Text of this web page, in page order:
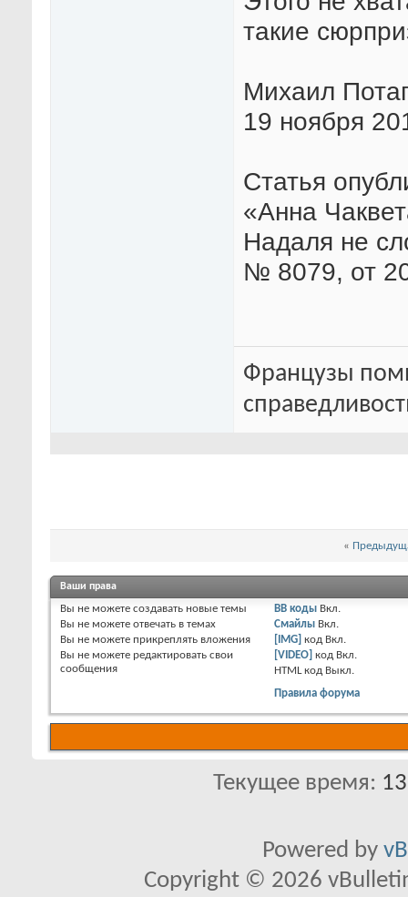
такие
Михаил
19 ноября
Статья
«Анна
Надаля не
№ 8079, от
Французы
«
Ваши права
Вы не можете создавать новые темы
Вы не можете отвечать в темах
Вы не можете прикреплять вложения
Вы не можете редактировать свои
сообщения
BB коды Вкл.
Смайлы Вкл.
[IMG] код Вкл.
[VIDEO] код Вкл.
HTML код Выкл.
Правила форума
Текущее время:
Powered by
Copyright © 2026